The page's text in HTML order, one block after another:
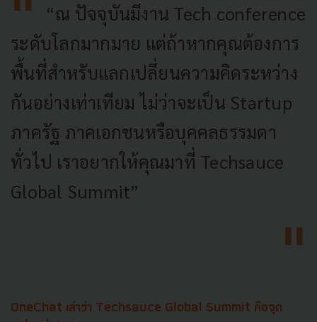
“ณ ปัจจุบันมีงาน Tech conference
ระดับโลกมากมาย แต่ถ้าหากคุณต้องการ
พื้นที่สำหรับแลกเปลี่ยนความคิดระหว่าง
กันอย่างเท่าเทียม ไม่ว่าจะเป็น Startup
ภาครัฐ ภาคเอกชนหรือบุคคลธรรมดา
ทั่วไป เราอยากให้คุณมาที่ Techsauce
Global Summit”
OneChat เล่าว่า Techsauce Global Summit คือจุด